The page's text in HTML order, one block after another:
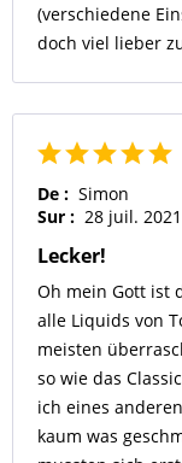
(verschiedene
doch viel lieber
De : Simon
Sur : 28 juil. 2021
Lecker!
Oh mein Gott ist
alle Liquids von
meisten
so wie das
ich eines
kaum was